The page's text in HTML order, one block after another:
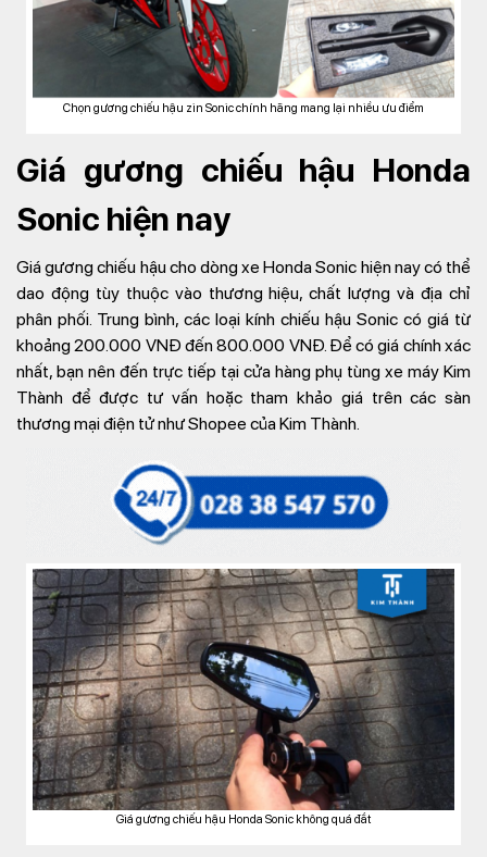
Chọn gương chiếu hậu zin Sonic chính hãng mang lại nhiều ưu điểm
Giá gương chiếu hậu Honda
Sonic hiện nay
Giá gương chiếu hậu cho dòng xe Honda Sonic hiện nay có thể
dao động tùy thuộc vào thương hiệu, chất lượng và địa chỉ
phân phối. Trung bình, các loại kính chiếu hậu Sonic có giá từ
khoảng 200.000 VNĐ đến 800.000 VNĐ. Để có giá chính xác
nhất, bạn nên đến trực tiếp tại cửa hàng phụ tùng xe máy Kim
Thành để được tư vấn hoặc tham khảo giá trên các sàn
thương mại điện tử như Shopee của Kim Thành.
Giá gương chiếu hậu Honda Sonic không quá đắt